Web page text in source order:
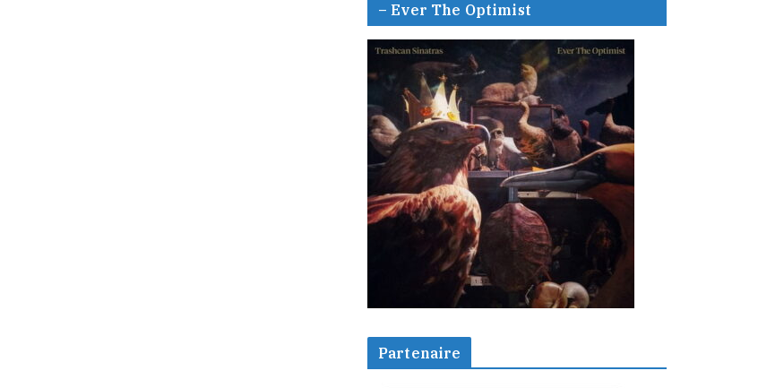
– Ever The Optimist
Partenaire